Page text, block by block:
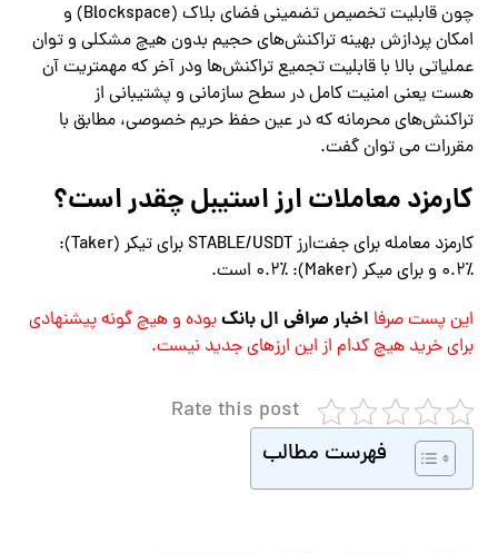
چون قابلیت تخصیص تضمینی فضای بلاک (Blockspace) و
امکان پردازش بهینه تراکنش‌های حجیم بدون هیچ مشکلی و توان
عملیاتی بالا با قابلیت تجمیع تراکنش‌ها ودر آخر که مهمتریت آن
هست یعنی امنیت کامل در سطح سازمانی و پشتیبانی از
تراکنش‌های محرمانه که در عین حفظ حریم خصوصی، مطابق با
مقررات می توان گفت.
کارمزد معاملات ارز استیبل چقدر است؟
کارمزد معامله برای جفت‌ارز STABLE/USDT برای تیکر (Taker):
۰.۲٪ و برای میکر (Maker): ۰.۲٪ است.
این پست صرفا اخبار صرافی ال بانکبوده و هیچ گونه پیشنهادی
برای خرید هیچ کدام از این ارزهای جدید نیست.
Rate this post
فهرست مطالب